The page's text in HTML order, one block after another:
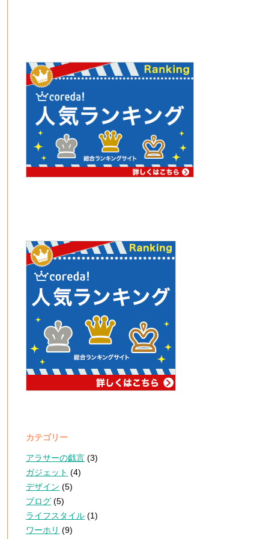
カテゴリー
アラサーの戯言 (3)
ガジェット (4)
デザイン (5)
ブログ (5)
ライフスタイル (1)
ワーホリ (9)